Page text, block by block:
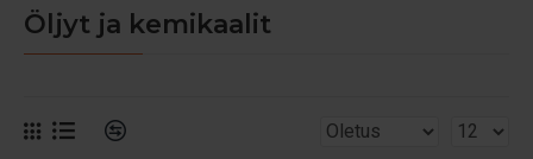
Öljyt ja kemikaalit